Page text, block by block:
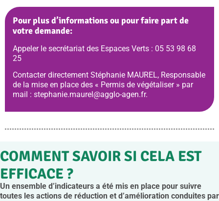
Pour plus d’informations ou pour faire part de
votre demande:
Appeler le secrétariat des Espaces Verts : 05 53 98 68
25
Contacter directement Stéphanie MAUREL, Responsable
de la mise en place des « Permis de végétaliser » par
mail : stephanie.maurel@agglo-agen.fr.
COMMENT SAVOIR SI CELA EST
EFFICACE ?
Un ensemble d’indicateurs a été mis en place pour suivre
toutes les actions de réduction et d’amélioration conduites par